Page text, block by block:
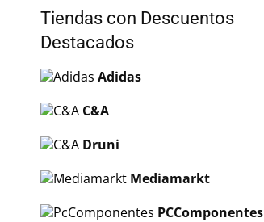
Tiendas con Descuentos
Destacados
Adidas
C&A
Druni
Mediamarkt
PCComponentes